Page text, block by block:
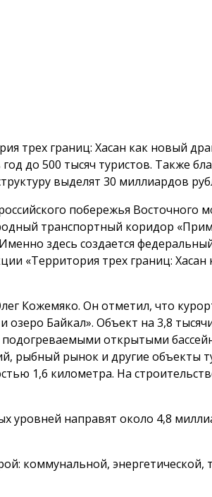
трех границ: Хасан как новый
до 500 тысяч туристов. Также
выделят 30 миллиардов
побережья Восточного
транспортный коридор
здесь создается
«Территория трех границ:
Кожемяко. Он отметил, что
Байкал». Объект на 3,8
открытыми
рыбный рынок и другие объекты
1,6 километра. На
уровней направят около 4,8
коммунальной, энергетической,